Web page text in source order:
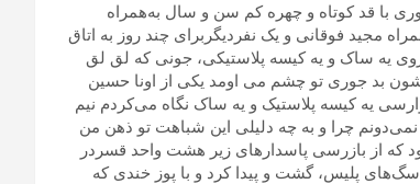
با قد کوتاه و چهره کم سن و سال به‌همراه
مجید فوقانی و یک نفردیگربرای چند روز به اتاق
یه ساک و یه کیسه پلاستیکی، جونی که لق لق
بد جوری تو چشم می اومد یکی از اونا حسین
یه کیسه پلاستیک و یه ساک نگاه می‌کردم نیم
چرا و به چه دلیلی این شباهت تو ذهن من
از بازرسی پاسدارهای زیر هشت واحد قسردر
سگ‌های پلیس، گشت و پیدا کرد و با پوز خندی که